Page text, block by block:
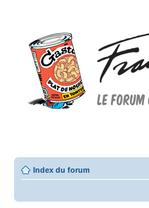
Index du forum